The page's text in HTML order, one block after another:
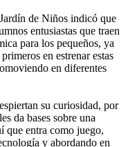
de Niños indicó que
entusiastas que traen
para los pequeños, ya
en estrenar estas
en diferentes
su curiosidad, por
da bases sobre una
que entra como juego,
y abordando en